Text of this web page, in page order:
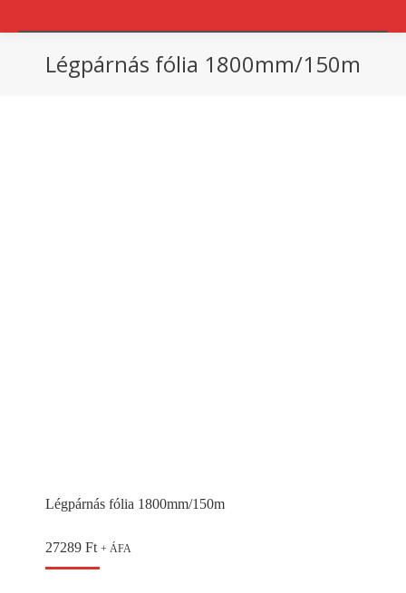
Légpárnás fólia 1800mm/150m
Légpárnás fólia 1800mm/150m
27289 Ft + ÁFA